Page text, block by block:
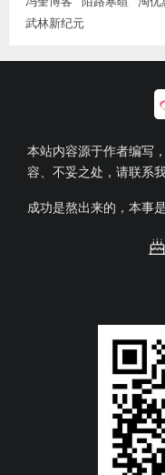
武林新纪元
本站内容源于作者编写
容、不妥之处，请联系
成功是熬出来的，本事